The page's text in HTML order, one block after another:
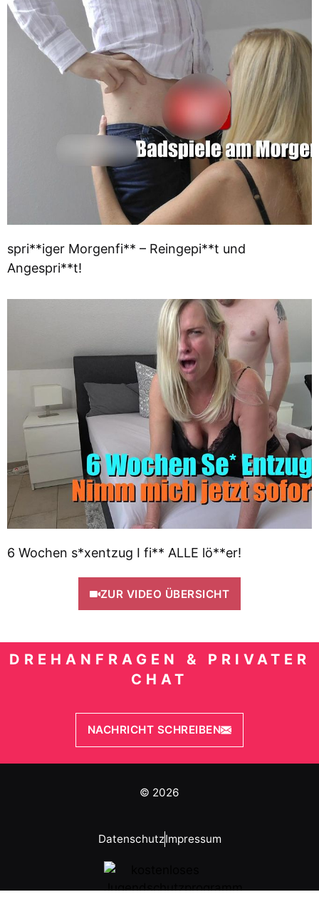
spri**iger Morgenfi** – Reingepi**t und
Angespri**t!
6 Wochen s*xentzug I fi** ALLE lö**er!
ZUR VIDEO ÜBERSICHT
DREHANFRAGEN & PRIVATER
CHAT
NACHRICHT SCHREIBEN
© 2026
DatenschutzImpressum